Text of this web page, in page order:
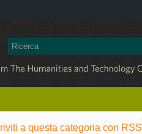
a questa categoria con RSS